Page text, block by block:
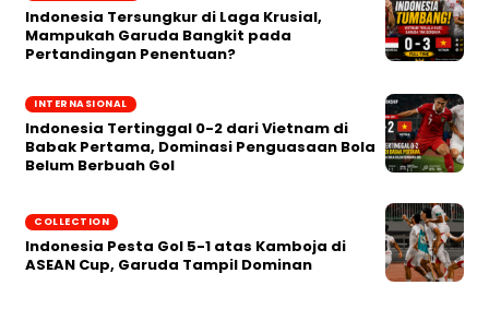
Indonesia Tersungkur di Laga Krusial,
Mampukah Garuda Bangkit pada
Pertandingan Penentuan?
INTERNASIONAL
Indonesia Tertinggal 0-2 dari Vietnam di
Babak Pertama, Dominasi Penguasaan Bola
Belum Berbuah Gol
COLLECTION
Indonesia Pesta Gol 5-1 atas Kamboja di
ASEAN Cup, Garuda Tampil Dominan